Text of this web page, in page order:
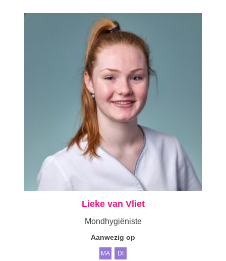
Lieke van Vliet
Mondhygiëniste
Aanwezig op
MA DI